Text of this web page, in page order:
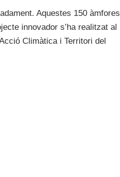
Aquestes 150 àmfores
innovador s’ha realitzat al
Climàtica i Territori del